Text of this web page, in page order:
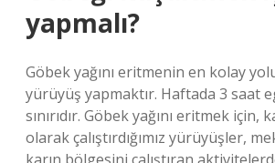
yapmalı?
Göbek yağını eritmenin en kolay
yürüyüş yapmaktır. Haftada 3 saat
sınırıdır. Göbek yağını eritmek için,
olarak çalıştırdığımız yürüyüşler,